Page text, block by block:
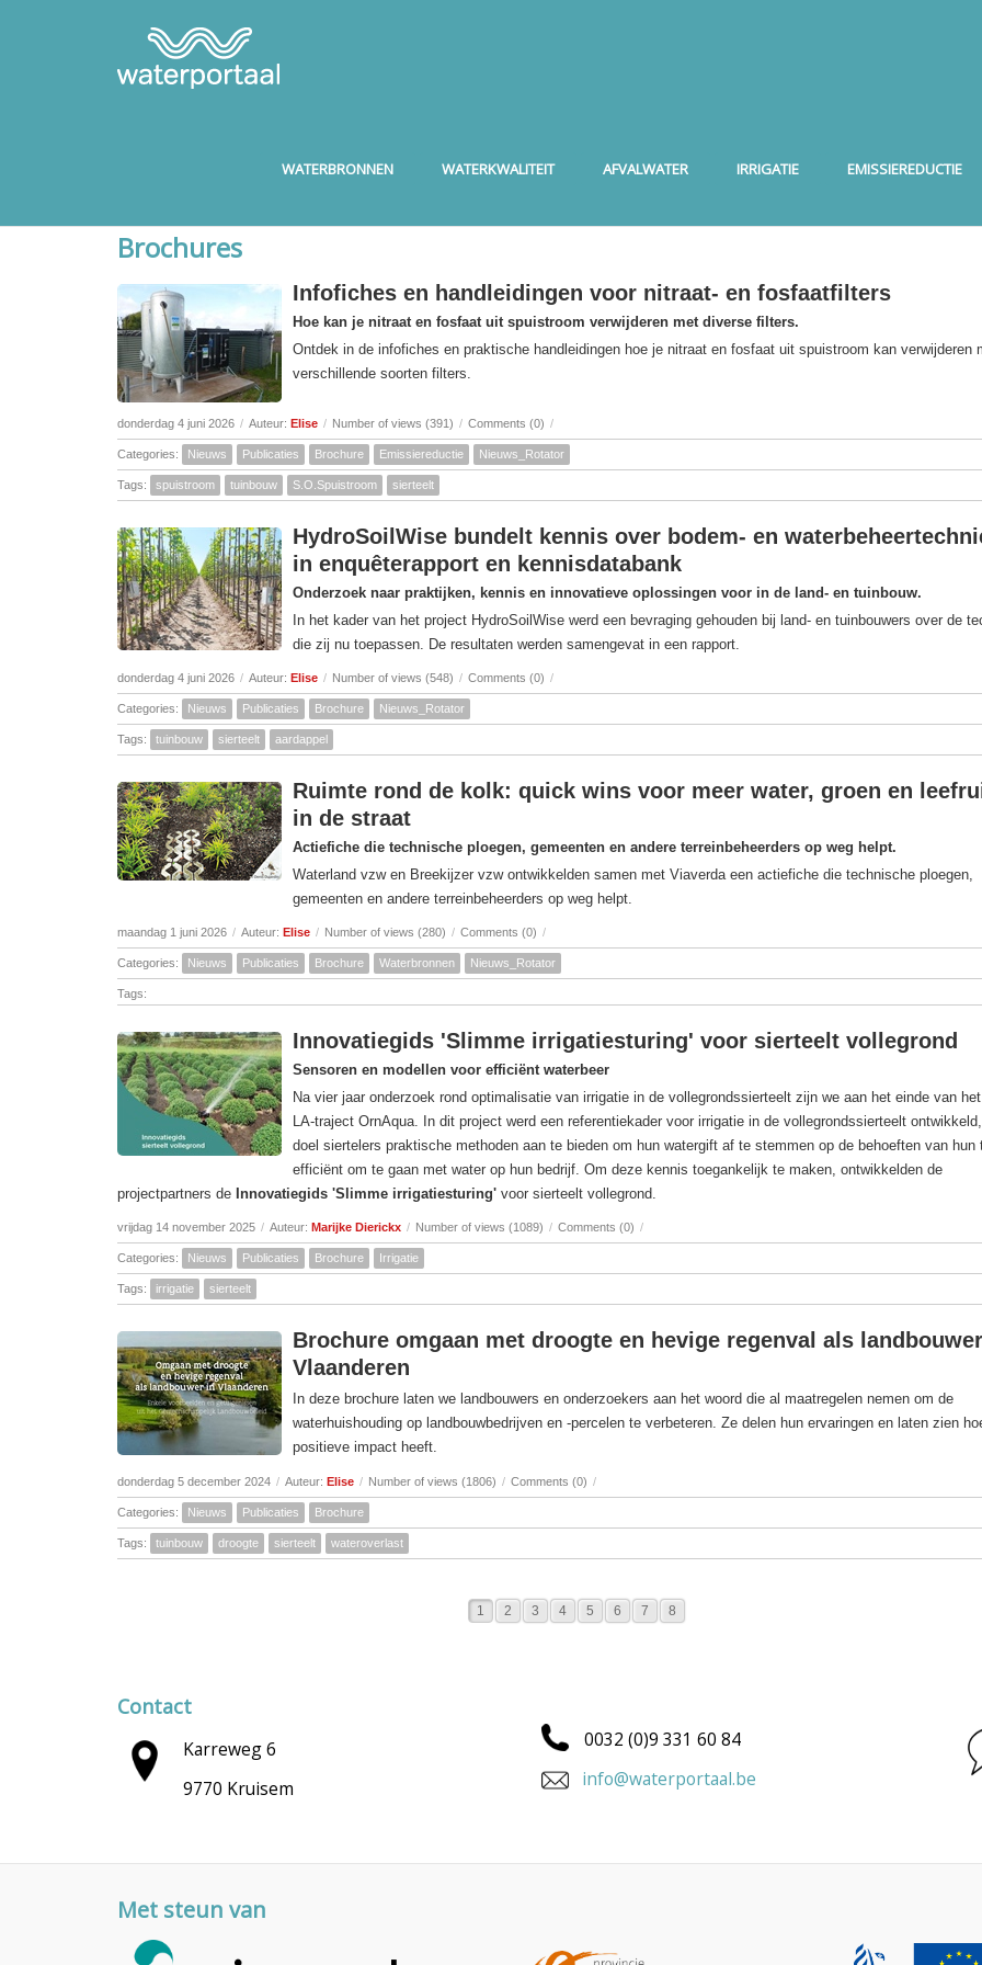
WATERBRONNEN WATERKWALITEIT AFVALWATER IRRIGATIE EMISSIEREDUCTIE
Brochures
Infofiches en handleidingen voor nitraat- en fosfaatfilters
Hoe kan je nitraat en fosfaat uit spuistroom verwijderen met diverse filters.
Ontdek in de infofiches en praktische handleidingen hoe je nitraat en fosfaat uit spuistroom kan verwijderen
verschillende soorten filters.
donderdag 4 juni 2026 / Auteur: Elise / Number of views (391) / Comments (0) /
Categories: Nieuws Publicaties Brochure Emissiereductie Nieuws_Rotator
Tags: spuistroom tuinbouw S.O.Spuistroom sierteelt
HydroSoilWise bundelt kennis over bodem- en
in enquêterapport en kennisdatabank
Onderzoek naar praktijken, kennis en innovatieve oplossingen voor in de land- en tuinbouw.
In het kader van het project HydroSoilWise werd een bevraging gehouden bij land- en tuinbouwers over de
die zij nu toepassen. De resultaten werden samengevat in een rapport.
donderdag 4 juni 2026 / Auteur: Elise / Number of views (548) / Comments (0) /
Categories: Nieuws Publicaties Brochure Nieuws_Rotator
Tags: tuinbouw sierteelt aardappel
Ruimte rond de kolk: quick wins voor meer water, groen en
in de straat
Actiefiche die technische ploegen, gemeenten en andere terreinbeheerders op weg helpt.
Waterland vzw en Breekijzer vzw ontwikkelden samen met Viaverda een actiefiche die technische ploegen,
gemeenten en andere terreinbeheerders op weg helpt.
maandag 1 juni 2026 / Auteur: Elise / Number of views (280) / Comments (0) /
Categories: Nieuws Publicaties Brochure Waterbronnen Nieuws_Rotator
Tags:
Innovatiegids 'Slimme irrigatiesturing' voor sierteelt vollegrond
Sensoren en modellen voor efficiënt waterbeer
Na vier jaar onderzoek rond optimalisatie van irrigatie in de vollegrondssierteelt zijn we aan het einde van
LA-traject OrnAqua. In dit project werd een referentiekader voor irrigatie in de vollegrondssierteelt
doel siertelers praktische methoden aan te bieden om hun watergift af te stemmen op de behoeften van hun
efficiënt om te gaan met water op hun bedrijf. Om deze kennis toegankelijk te maken, ontwikkelden de
projectpartners de Innovatiegids 'Slimme irrigatiesturing' voor sierteelt vollegrond.
vrijdag 14 november 2025 / Auteur: Marijke Dierickx / Number of views (1089) / Comments (0) /
Categories: Nieuws Publicaties Brochure Irrigatie
Tags: irrigatie sierteelt
Brochure omgaan met droogte en hevige regenval als
Vlaanderen
In deze brochure laten we landbouwers en onderzoekers aan het woord die al maatregelen nemen om de
waterhuishouding op landbouwbedrijven en -percelen te verbeteren. Ze delen hun ervaringen en laten zien
positieve impact heeft.
donderdag 5 december 2024 / Auteur: Elise / Number of views (1806) / Comments (0) /
Categories: Nieuws Publicaties Brochure
Tags: tuinbouw droogte sierteelt wateroverlast
1 2 3 4 5 6 7 8
Contact
Karreweg 6
9770 Kruisem
0032 (0)9 331 60 84
info@waterportaal.be
Met steun van